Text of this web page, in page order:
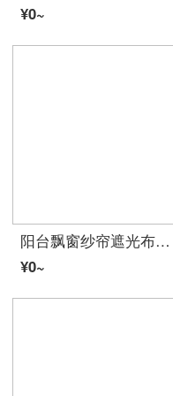
¥0~
阳台飘窗纱帘遮光布遮阳布料 简约现代白纱阳台纱遮光帘成品沙白色布料（加工请咨询客服加工费） 银灰 宽2高2挂钩
¥0~